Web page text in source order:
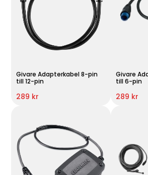
Givare Adapterkabel 8-pin
till 12-pin
289 kr
Givare
till 6-pin
289 kr